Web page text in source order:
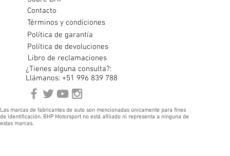
Contacto
Términos y condiciones
Política de garantía
Política de devoluciones
Libro de reclamaciones
¿Tienes alguna consulta?:
Llámanos: +51 996 839 788
Las marcas de fabricantes de auto son mencionadas únicamente para fines
de identificación. BHP Motorsport no está afiliado ni representa a ninguna de
estas marcas.